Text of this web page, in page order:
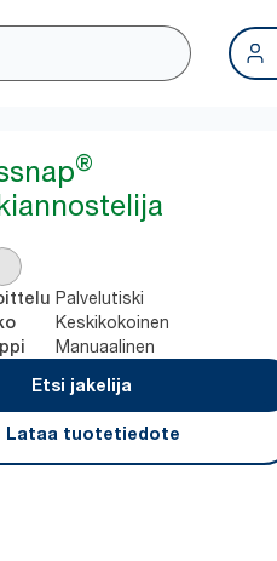
®
Palvelutiski
Keskikokoinen
Manuaalinen
Etsi jakelija
Lataa tuotetiedote